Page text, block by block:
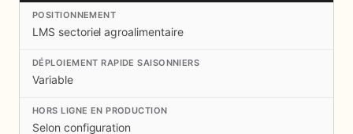
LMS sectoriel agroalimentaire
Variable
Selon configuration